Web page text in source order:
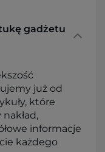
gadżetu
już od
które
informacje
każdego